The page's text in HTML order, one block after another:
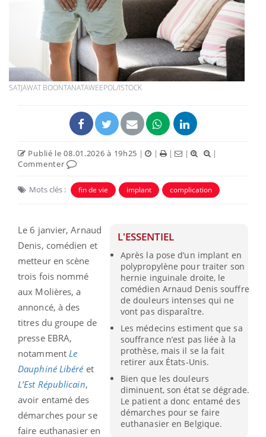
SATJAWAT BOONTANATAWEEPOL/ISTOCK
Publié le 08.01.2026 à 19h25 | | | |
|
Commenter
Mots clés : fin de vie implant complication
L'ESSENTIEL
Après la pose d’un implant en
polypropylène pour traiter son
hernie inguinale droite, le
comédien Arnaud Denis souffre
de douleurs intenses qui ne
vont pas disparaître.
Les médecins estiment que sa
souffrance n’est pas liée à la
prothèse, mais il se la fait
retirer aux États-Unis.
Bien que les douleurs
diminuent, son état se dégrade.
Le patient a donc entamé des
démarches pour se faire
euthanasier en Belgique.
Le 6 janvier, Arnaud
Denis, comédien et
metteur en scène
trois fois nommé
aux Molières, a
annoncé, à des
titres du groupe de
presse EBRA,
notamment Le
Dauphiné Libéréet
L’Est Républicain,
avoir entamé des
démarches pour se
faire euthanasier en